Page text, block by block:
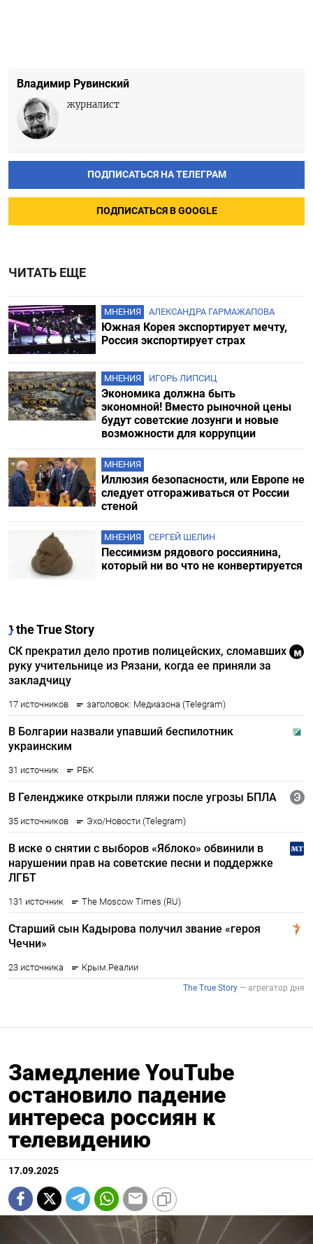
Владимир Рувинский
журналист
ПОДПИСАТЬСЯ НА ТЕЛЕГРАМ
ПОДПИСАТЬСЯ В GOOGLE
ЧИТАТЬ ЕЩЕ
МНЕНИЯ АЛЕКСАНДРА ГАРМАЖАПОВА
Южная Корея экспортирует мечту,
Россия экспортирует страх
МНЕНИЯ ИГОРЬ ЛИПСИЦ
Экономика должна быть
экономной! Вместо рыночной цены
будут советские лозунги и новые
возможности для коррупции
МНЕНИЯ
Иллюзия безопасности, или Европе не
следует отгораживаться от России
стеной
МНЕНИЯ СЕРГЕЙ ШЕЛИН
Пессимизм рядового россиянина,
который ни во что не конвертируется
Замедление YouTube
остановило падение
интереса россиян к
телевидению
17.09.2025